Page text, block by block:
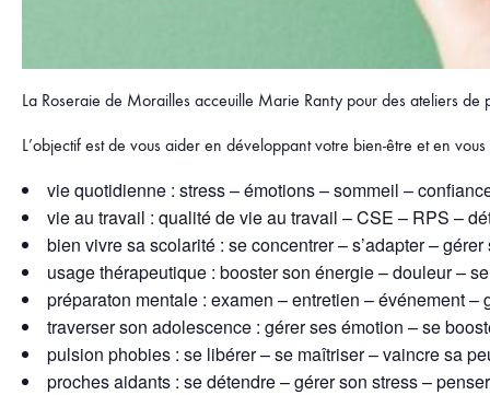
La Roseraie de Morailles acceuille Marie Ranty pour des ateliers de
L’objectif est de vous aider en développant votre bien-être et en
vie quotidienne : stress – émotions – sommeil –
vie au travail : qualité de vie au travail – CSE – RPS –
bien vivre sa scolarité : se concentrer – s’adapter –
usage thérapeutique : booster son énergie – douleur –
préparaton mentale : examen – entretien – événement –
traverser son adolescence : gérer ses émotion – se
pulsion phobies : se libérer – se maîtriser – vaincre sa
proches aidants : se détendre – gérer son stress –